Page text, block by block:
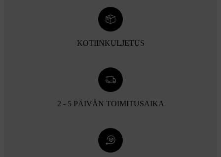
KOTIINKULJETUS
2 - 5 PÄIVÄN TOIMITUSAIKA